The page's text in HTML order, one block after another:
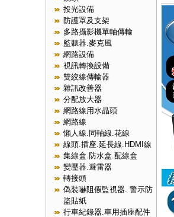
投光設備
防護罩及支架
多路攝影機單軸傳輸
監聽器.麥克風
網路設備
視訊轉換設備
雙絞線傳輸器
雜訊改善器
分配放大器
網路線用水晶頭
網路線
懶人線.同軸線.花線
線頭.插座.延長線.HDMI線
集線盒.防水盒.配線盒
變壓器.避雷器
轉接頭
偽裝嚇阻假監視器. 警示防
盜貼紙
行車紀錄器.車用插座配件